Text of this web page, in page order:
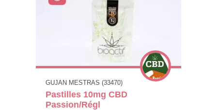
GUJAN MESTRAS (33470)
Pastilles 10mg CBD
Passion/Régl